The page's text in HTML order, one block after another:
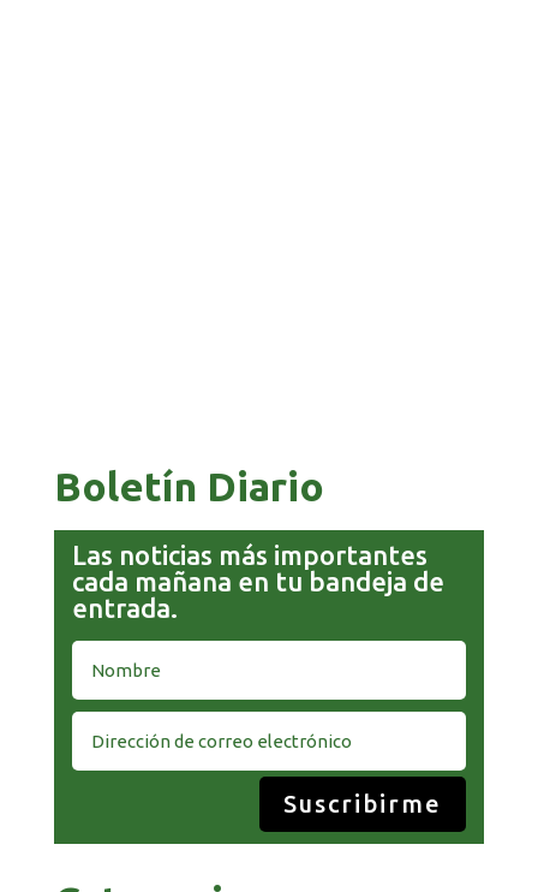
Boletín Diario
Las noticias más importantes
cada mañana en tu bandeja de
entrada.
Suscribirme